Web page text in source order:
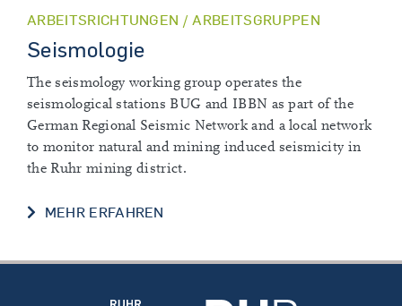
ARBEITSRICHTUNGEN / ARBEITSGRUPPEN
Seismologie
The seismology working group operates the
seismological stations BUG and IBBN as part of the
German Regional Seismic Network and a local network
to monitor natural and mining induced seismicity in
the Ruhr mining district.
MEHR ERFAHREN